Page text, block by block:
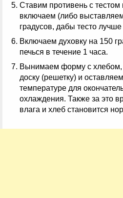
Ставим противень с тестом
включаем (либо
градусов, дабы тесто
Включаем духовку на 150
печься в течение 1 часа.
Вынимаем форму с хлебом,
доску (решетку) и
температуре для
охлаждения. Также за это
влага и хлеб становится